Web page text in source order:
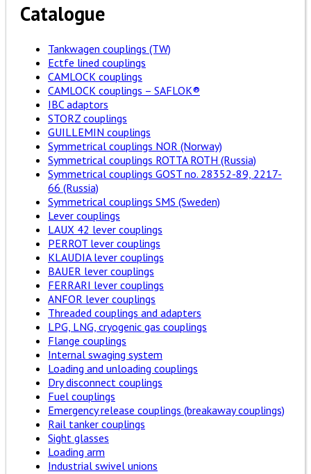
Catalogue
Tankwagen couplings (TW)
Ectfe lined couplings
CAMLOCK couplings
CAMLOCK couplings – SAFLOK®
IBC adaptors
STORZ couplings
GUILLEMIN couplings
Symmetrical couplings NOR (Norway)
Symmetrical couplings ROTTA ROTH (Russia)
Symmetrical couplings GOST no. 28352-89, 2217-
66 (Russia)
Symmetrical couplings SMS (Sweden)
Lever couplings
LAUX 42 lever couplings
PERROT lever couplings
KLAUDIA lever couplings
BAUER lever couplings
FERRARI lever couplings
ANFOR lever couplings
Threaded couplings and adapters
LPG, LNG, cryogenic gas couplings
Flange couplings
Internal swaging system
Loading and unloading couplings
Dry disconnect couplings
Fuel couplings
Emergency release couplings (breakaway couplings)
Rail tanker couplings
Sight glasses
Loading arm
Industrial swivel unions